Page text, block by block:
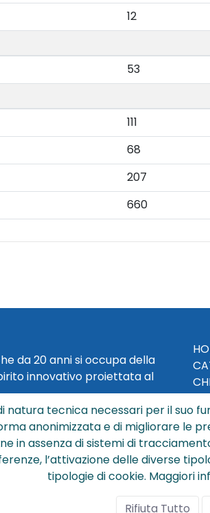
12
53
111
68
207
660
da 20 anni si occupa della
innovativo proiettata al
natura tecnica necessari per il suo
anonimizzata e di migliorare le
in assenza di sistemi di
l’attivazione delle diverse
tipologie di cookie. Maggiori
Rifiuta Tutto